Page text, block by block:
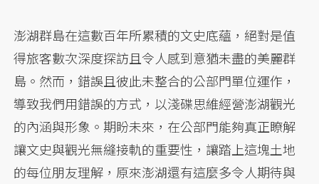
澎湖群島在這數百年所累積的文史底蘊，絕對是值
得旅客數次深度探訪且令人感到意猶未盡的美麗群
島。然而，錯誤且彼此未整合的公部門單位運作，
導致我們用錯誤的方式，以淺碟思維經營澎湖觀光
的內涵與形象。期盼未來，在公部門能夠真正瞭解
讓文史與觀光無縫接軌的重要性，讓踏上這塊土地
的每位朋友理解，原來澎湖還有這麼多令人期待與